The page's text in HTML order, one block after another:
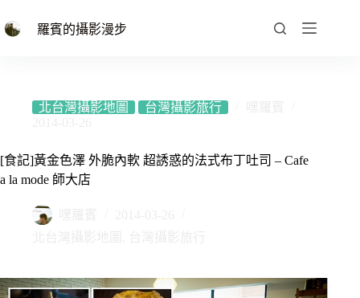
至
羅賓的攝影漫步
北台灣攝影地圖 台灣攝影旅行
[食記]黃金色澤 外脆內軟 超誘惑的法式布丁吐司 – Cafe
a la mode 師大店